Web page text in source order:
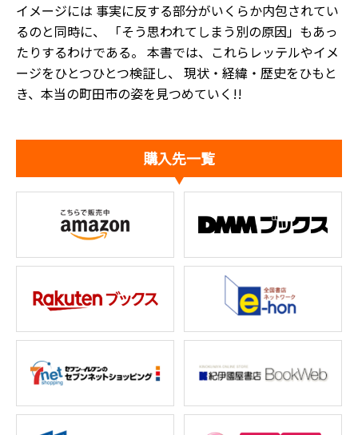
イメージには 事実に反する部分がいくらか内包されてい
るのと同時に、 「そう思われてしまう別の原因」もあっ
たりするわけである。 本書では、これらレッテルやイメ
ージをひとつひとつ検証し、 現状・経緯・歴史をひもと
き、本当の町田市の姿を見つめていく!!
購入先一覧